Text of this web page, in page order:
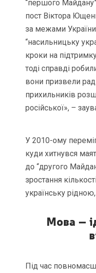
“першого
пост Віктора
за межами
“насильницьку
кроки на
тоді справді
вони призвели
прихильників
російської», –
У 2010-ому
куди хитнувся
до “другого
зростання
українську
Мова –
Під час